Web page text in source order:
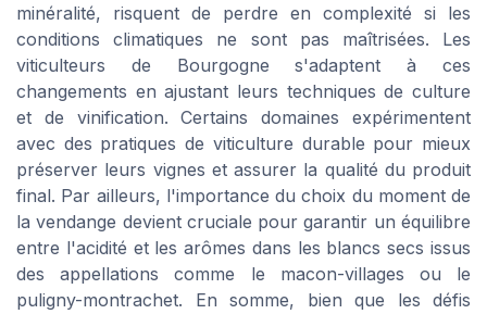
minéralité, risquent de perdre en complexité si les
conditions climatiques ne sont pas maîtrisées. Les
viticulteurs de Bourgogne s'adaptent à ces
changements en ajustant leurs techniques de culture
et de vinification. Certains domaines expérimentent
avec des pratiques de viticulture durable pour mieux
préserver leurs vignes et assurer la qualité du produit
final. Par ailleurs, l'importance du choix du moment de
la vendange devient cruciale pour garantir un équilibre
entre l'acidité et les arômes dans les blancs secs issus
des appellations comme le macon-villages ou le
puligny-montrachet. En somme, bien que les défis